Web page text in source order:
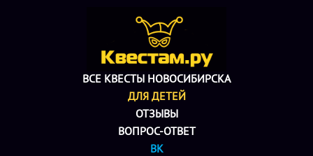
ВСЕ КВЕСТЫ НОВОСИБИРСКА
ДЛЯ ДЕТЕЙ
ОТЗЫВЫ
ВОПРОС-ОТВЕТ
ВК